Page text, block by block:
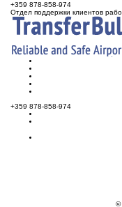
+359 878-858-974
Отдел поддержки клиентов
+359 878-858-974
©